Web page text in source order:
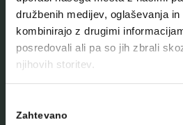
družbenih medijev, oglaševanja
kombinirajo z drugimi
posredovali ali pa so jih zbrali
njihovih storitev.
soglasja
Zahtevano
Kontakt